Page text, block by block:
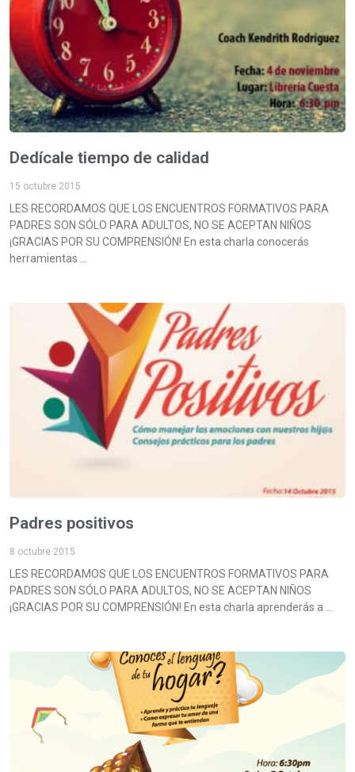
Dedícale tiempo de calidad
15 octubre 2015
LES RECORDAMOS QUE LOS ENCUENTROS FORMATIVOS PARA
PADRES SON SÓLO PARA ADULTOS, NO SE ACEPTAN NIÑOS
¡GRACIAS POR SU COMPRENSIÓN! En esta charla conocerás
herramientas
Padres positivos
8 octubre 2015
LES RECORDAMOS QUE LOS ENCUENTROS FORMATIVOS PARA
PADRES SON SÓLO PARA ADULTOS, NO SE ACEPTAN NIÑOS
¡GRACIAS POR SU COMPRENSIÓN! En esta charla aprenderás a